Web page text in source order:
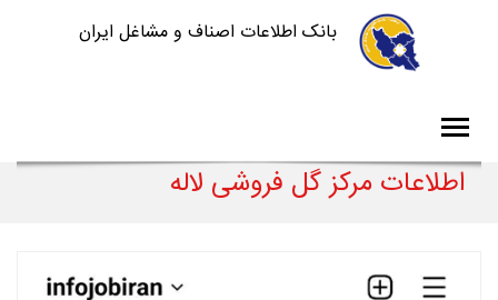
بانک اطلاعات اصناف و مشاغل ایران
اطلاعات مرکز گل فروشی لاله